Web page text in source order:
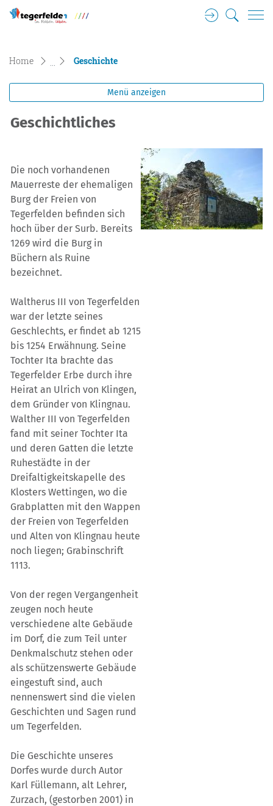
Tegerfelden Gemeinde Wappen
LoginSuche
Home Geschichte(ausgewählt)
Menü anzeigen
Geschichtliches
Die noch vorhandenen
Mauerreste der ehemaligen
Burg der Freien von
Tegerfelden befinden sich
hoch über der Surb. Bereits
1269 wird die Burg in
Büchern als Ruine
bezeichnet.
Waltherus III von Tegerfelden
war der letzte seines
Geschlechts, er findet ab 1215
bis 1254 Erwähnung. Seine
Tochter Ita brachte das
Tegerfelder Erbe durch ihre
Heirat an Ulrich von Klingen,
dem Gründer von Klingnau.
Walther III von Tegerfelden
fand mit seiner Tochter Ita
und deren Gatten die letzte
Ruhestädte in der
Dreifaltigkeitskapelle des
Klosters Wettingen, wo die
Grabplatten mit den Wappen
der Freien von Tegerfelden
und Alten von Klingnau heute
noch liegen; Grabinschrift
1113.
Von der regen Vergangenheit
zeugen noch heute
verschiedene alte Gebäude
im Dorf, die zum Teil unter
Denkmalschutz stehen oder
als schützenswerte Gebäude
eingestuft sind, auch
nennenswert sind die vielen
Geschichten und Sagen rund
um Tegerfelden.
Die Geschichte unseres
Dorfes wurde durch Autor
Karl Füllemann, alt Lehrer,
Zurzach, (gestorben 2001) in